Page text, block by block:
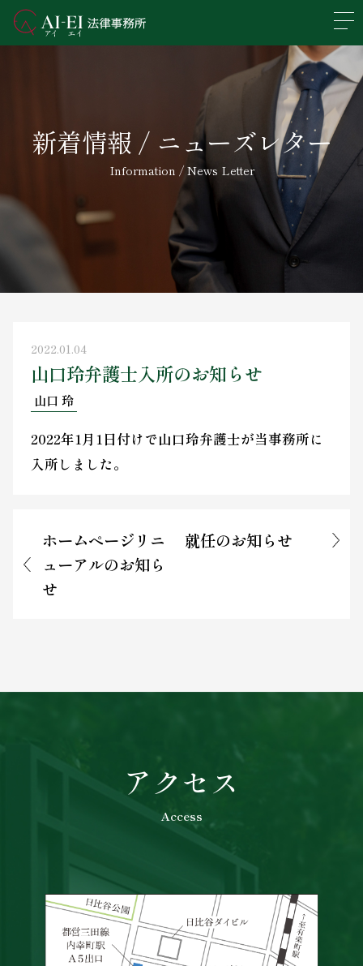
新着情報 / ニューズレター
Information / News Letter
2022.01.04
山口玲弁護士入所のお知らせ
山口 玲
2022年1月1日付けで山口玲弁護士が当事務所に
入所しました。
ホームページリニ
ューアルのお知ら
せ
就任のお知らせ
アクセス
Access
事務所概要
業務分野
所属弁護士紹介
アクセス
新着情報
お問い合わせ